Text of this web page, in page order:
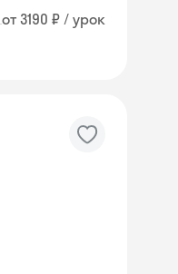
от 3190 ₽ / урок